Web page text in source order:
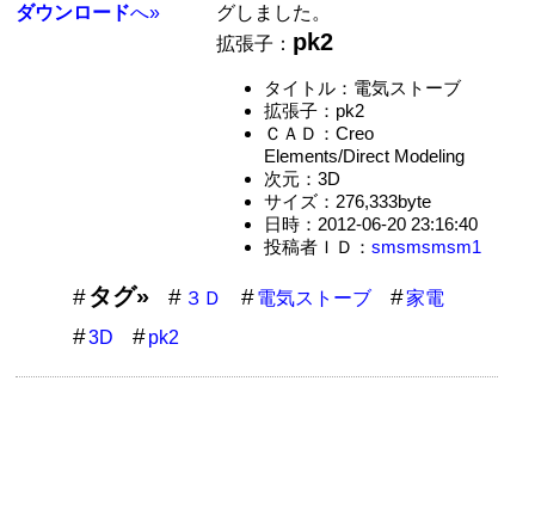
ダウンロードへ»
グしました。
拡張子： pk2
タイトル：電気ストーブ
拡張子：pk2
ＣＡＤ：Creo
Elements/Direct Modeling
次元：3D
サイズ：276,333byte
日時：2012-06-20 23:16:40
投稿者ＩＤ： smsmsmsm1
タグ» ３Ｄ 電気ストーブ
家電
3D
pk2